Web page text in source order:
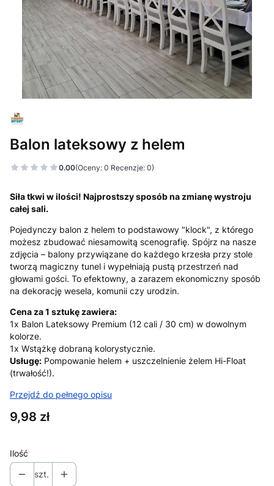
Balon lateksowy z helem
0.00(Oceny: 0 Recenzje: 0)
Siła tkwi w ilości! Najprostszy sposób na zmianę wystroju
całej sali.
Pojedynczy balon z helem to podstawowy "klock", z którego
możesz zbudować niesamowitą scenografię. Spójrz na nasze
zdjęcia – balony przywiązane do każdego krzesła przy stole
tworzą magiczny tunel i wypełniają pustą przestrzeń nad
głowami gości. To efektowny, a zarazem ekonomiczny sposób
na dekorację wesela, komunii czy urodzin.
Cena za 1 sztukę zawiera:
1x Balon Lateksowy Premium (12 cali / 30 cm) w dowolnym
kolorze.
1x Wstążkę dobraną kolorystycznie.
Usługę: Pompowanie helem + uszczelnienie żelem Hi-Float
(trwałość!).
Przejdź do pełnego opisu
Cena
9,98 zł
Ilość
szt.